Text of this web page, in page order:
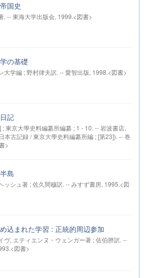
国史
. -- 東海大学出版会, 1999.<図書>
の基礎
大学編 ; 野村律夫訳. -- 愛智出版, 1998.<図書>
記
; 東京大學史料編纂所編纂 ; 1 - 10. -- 岩波書店,
本古記録 / 東京大學史料編纂所編 ; [第23]). -- 巻
>
島
ッシュ著 ; 佐久間穆訳. -- みすず書房, 1995.<図
込まれた学習 : 正統的周辺参加
ヴ, エティエンヌ・ウェンガー著 ; 佐伯胖訳. --
図書>